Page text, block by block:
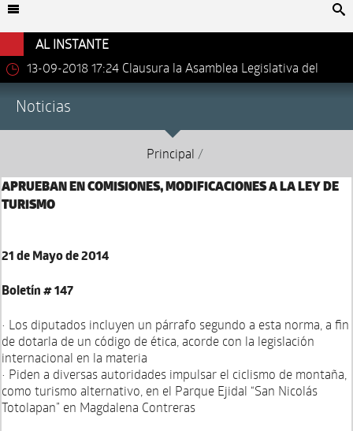
AL INSTANTE
13-09-2018 17:24 Clausura la Asamblea Legislativa del
Noticias
Principal /
APRUEBAN EN COMISIONES, MODIFICACIONES A LA LEY DE
TURISMO
21 de Mayo de 2014
Boletín # 147
• Los diputados incluyen un párrafo segundo a esta norma, a fin
de dotarla de un código de ética, acorde con la legislación
internacional en la materia
• Piden a diversas autoridades impulsar el ciclismo de montaña,
como turismo alternativo, en el Parque Ejidal “San Nicolás
Totolapan” en Magdalena Contreras